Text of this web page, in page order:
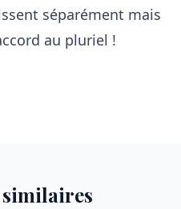
séparément mais
au pluriel !
similaires